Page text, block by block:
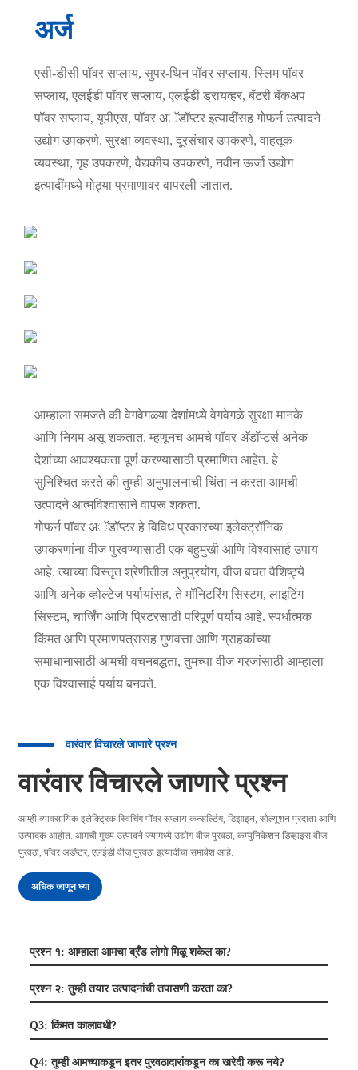
अर्ज
एसी-डीसी पॉवर सप्लाय, सुपर-थिन पॉवर सप्लाय, स्लिम पॉवर
सप्लाय, एलईडी पॉवर सप्लाय, एलईडी ड्रायव्हर, बॅटरी बॅकअप
पॉवर सप्लाय, यूपीएस, पॉवर अॅडॉप्टर इत्यादींसह गोफर्न उत्पादने
उद्योग उपकरणे, सुरक्षा व्यवस्था, दूरसंचार उपकरणे, वाहतूक
व्यवस्था, गृह उपकरणे, वैद्यकीय उपकरणे, नवीन ऊर्जा उद्योग
इत्यादींमध्ये मोठ्या प्रमाणावर वापरली जातात.
आम्हाला समजते की वेगवेगळ्या देशांमध्ये वेगवेगळे सुरक्षा मानके
आणि नियम असू शकतात. म्हणूनच आमचे पॉवर अ‍ॅडॉप्टर्स अनेक
देशांच्या आवश्यकता पूर्ण करण्यासाठी प्रमाणित आहेत. हे
सुनिश्चित करते की तुम्ही अनुपालनाची चिंता न करता आमची
उत्पादने आत्मविश्वासाने वापरू शकता.
गोफर्न पॉवर अॅडॉप्टर हे विविध प्रकारच्या इलेक्ट्रॉनिक
उपकरणांना वीज पुरवण्यासाठी एक बहुमुखी आणि विश्वासार्ह उपाय
आहे. त्याच्या विस्तृत श्रेणीतील अनुप्रयोग, वीज बचत वैशिष्ट्ये
आणि अनेक व्होल्टेज पर्यायांसह, ते मॉनिटरिंग सिस्टम, लाइटिंग
सिस्टम, चार्जिंग आणि प्रिंटरसाठी परिपूर्ण पर्याय आहे. स्पर्धात्मक
किंमत आणि प्रमाणपत्रासह गुणवत्ता आणि ग्राहकांच्या
समाधानासाठी आमची वचनबद्धता, तुमच्या वीज गरजांसाठी आम्हाला
एक विश्वासार्ह पर्याय बनवते.
वारंवार विचारले जाणारे प्रश्न
वारंवार विचारले जाणारे प्रश्न
आम्ही व्यावसायिक इलेक्ट्रिक स्विचिंग पॉवर सप्लाय कन्सल्टिंग, डिझाइन, सोल्यूशन प्रदाता आणि
उत्पादक आहोत. आमची मुख्य उत्पादने ज्यामध्ये उद्योग वीज पुरवठा, कम्युनिकेशन डिव्हाइस वीज
पुरवठा, पॉवर अडॅप्टर, एलईडी वीज पुरवठा इत्यादींचा समावेश आहे.
अधिक जाणून घ्या
प्रश्न १: आम्हाला आमचा ब्रँड लोगो मिळू शकेल का?
प्रश्न २: तुम्ही तयार उत्पादनांची तपासणी करता का?
Q3: किंमत कालावधी?
Q4: तुम्ही आमच्याकडून इतर पुरवठादारांकडून का खरेदी करू नये?